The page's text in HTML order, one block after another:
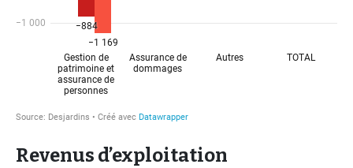
Revenus d’exploitation